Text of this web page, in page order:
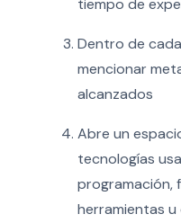
Dentro de
mencionar
alcanzados
Abre un
tecnologías
programación,
herramientas